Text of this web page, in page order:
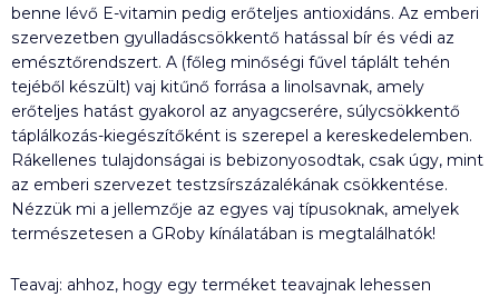
benne lévő E-vitamin pedig erőteljes antioxidáns. Az emberi
szervezetben gyulladáscsökkentő hatással bír és védi az
emésztőrendszert. A (főleg minőségi fűvel táplált tehén
tejéből készült) vaj kitűnő forrása a linolsavnak, amely
erőteljes hatást gyakorol az anyagcserére, súlycsökkentő
táplálkozás-kiegészítőként is szerepel a kereskedelemben.
Rákellenes tulajdonságai is bebizonyosodtak, csak úgy, mint
az emberi szervezet testzsírszázalékának csökkentése.
Nézzük mi a jellemzője az egyes vaj típusoknak, amelyek
természetesen a GRoby kínálatában is megtalálhatók!
Teavaj: ahhoz, hogy egy terméket teavajnak lehessen